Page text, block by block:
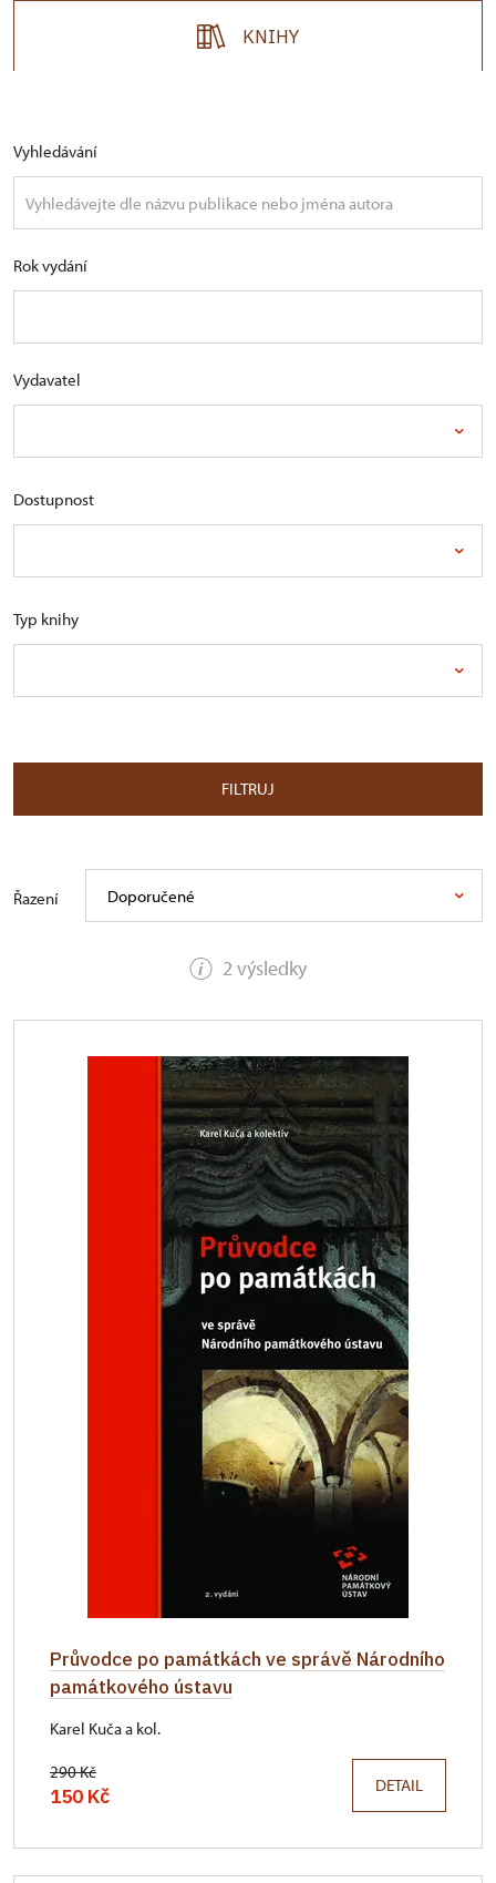
KNIHY
Vyhledávání
Rok vydání
Vydavatel
Dostupnost
Typ knihy
FILTRUJ
2 výsledky
Řazení Doporučené
Průvodce po památkách ve správě Národního
památkového ústavu
Karel Kuča a kol.
290 Kč
150 Kč DETAIL